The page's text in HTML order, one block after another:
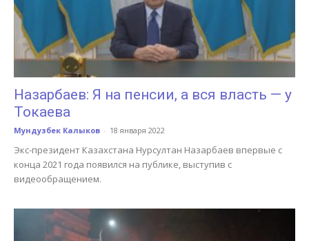
Назарбаев: Я на пенсии, а вся власть — у
Токаева
Мундузбек Калыков - 18 января 2022
Экс-президент Казахстана Нурсултан Назарбаев впервые с
конца 2021 года появился на публике, выступив с
видеообращением.